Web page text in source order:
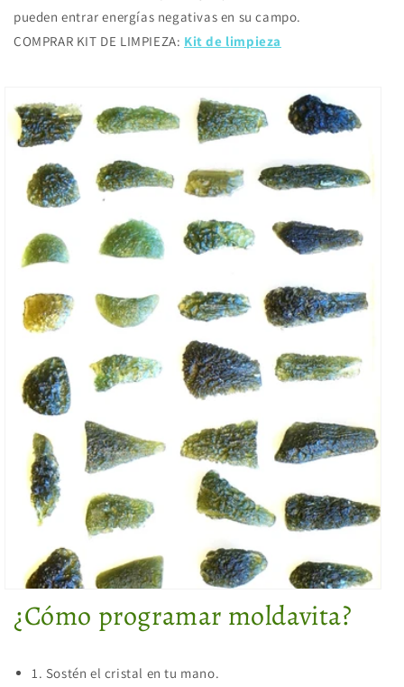
pueden entrar energías negativas en su campo.
COMPRAR KIT DE LIMPIEZA: Kit de limpieza
¿Cómo programar moldavita?
1. Sostén el cristal en tu mano.